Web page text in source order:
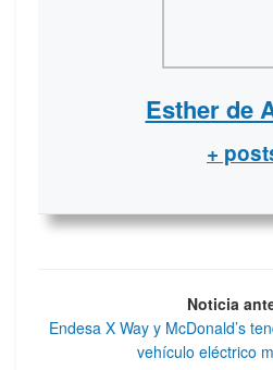
Esther de
+
Noticia
Endesa X Way y McDonald’s
vehículo eléctrico